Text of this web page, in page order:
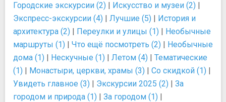
Городские экскурсии (2) | Искусство и музеи (2) |
Экспресс-экскурсии (4) | Лучшие (5) | История и
архитектура (2) | Переулки и улицы (1) | Необычные
маршруты (1) | Что ещё посмотреть (2) | Необычные
дома (1) | Нескучные (1) | Летом (4) | Тематические
(1) | Монастыри, церкви, храмы (3) | Со скидкой (1) |
Увидеть главное (3) | Экскурсии 2025 (2) | За
городом и природа (1) | За городом (1) |